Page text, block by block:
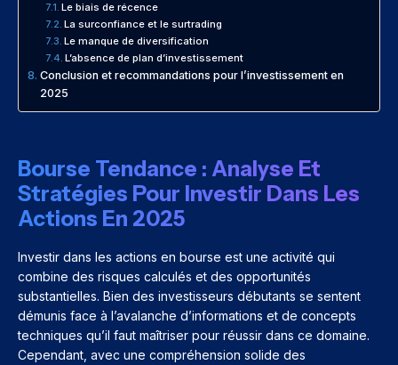
Le biais de récence
La surconfiance et le surtrading
Le manque de diversification
L’absence de plan d’investissement
Conclusion et recommandations pour l’investissement en
2025
Bourse Tendance : Analyse Et
Stratégies Pour Investir Dans Les
Actions En 2025
Investir dans les actions en bourse est une activité qui
combine des risques calculés et des opportunités
substantielles. Bien des investisseurs débutants se sentent
démunis face à l’avalanche d’informations et de concepts
techniques qu’il faut maîtriser pour réussir dans ce domaine.
Cependant, avec une compréhension solide des